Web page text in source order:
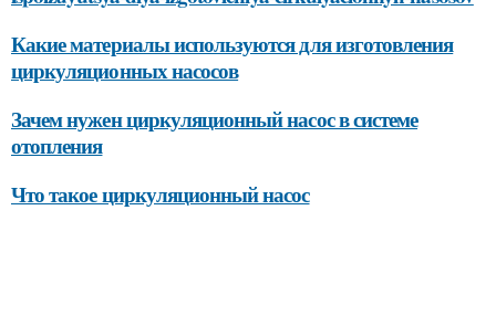
Какие материалы используются для изготовления
циркуляционных насосов
Зачем нужен циркуляционный насос в системе
отопления
Что такое циркуляционный насос